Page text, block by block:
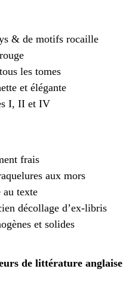
& de motifs rocaille
les tomes
et élégante
I, II et IV
frais
aux mors
au texte
décollage d’ex-libris
et solides
de littérature anglaise